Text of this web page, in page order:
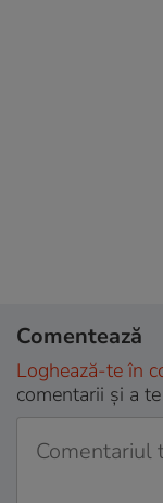
Comentează
Loghează-te în
comentarii și a